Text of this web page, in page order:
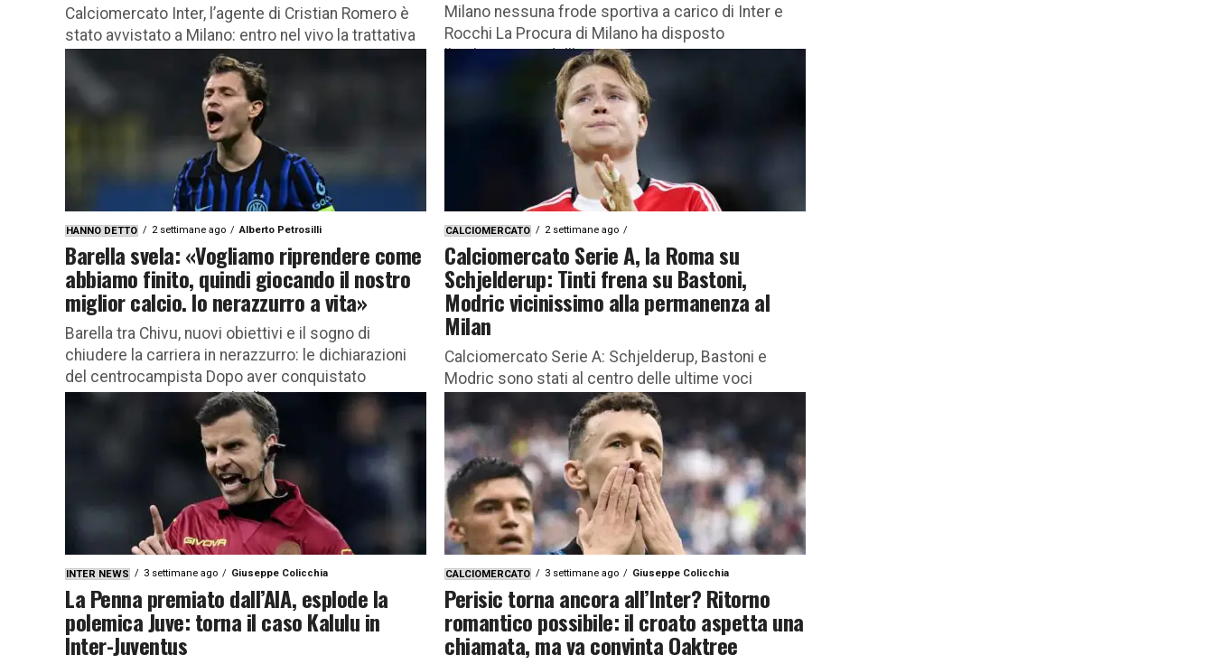
Calciomercato Inter, l’agente di Cristian Romero è
stato avvistato a Milano: entro nel vivo la trattativa
con il Tottenham. Le ultimissime Il calciomercato
dell’Inter entra nel...
Milano nessuna frode sportiva a carico di Inter e
Rocchi La Procura di Milano ha disposto
l’archiviazione dell’ipotesi...
HANNO DETTO 2 settimane ago Alberto Petrosilli
Barella svela: «Vogliamo riprendere come
abbiamo finito, quindi giocando il nostro
miglior calcio. Io nerazzurro a vita»
Barella tra Chivu, nuovi obiettivi e il sogno di
chiudere la carriera in nerazzurro: le dichiarazioni
del centrocampista Dopo aver conquistato
campionato e Coppa Italia, l’Inter...
CALCIOMERCATO 2 settimane ago
Calciomercato Serie A, la Roma su
Schjelderup: Tinti frena su Bastoni,
Modric vicinissimo alla permanenza al
Milan
Calciomercato Serie A: Schjelderup, Bastoni e
Modric sono stati al centro delle ultime voci
riguardanti le trattative del nostro campionato Il
calciomercato estivo entra nel vivo...
INTER NEWS 3 settimane ago Giuseppe Colicchia
La Penna premiato dall’AIA, esplode la
polemica Juve: torna il caso Kalulu in
Inter-Juventus
CALCIOMERCATO 3 settimane ago Giuseppe Colicchia
Perisic torna ancora all’Inter? Ritorno
romantico possibile: il croato aspetta una
chiamata, ma va convinta Oaktree